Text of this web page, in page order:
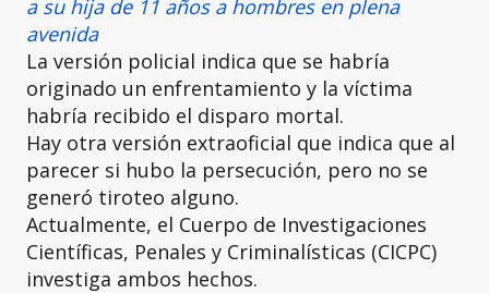
a su hija de 11 años a hombres en plena
avenida
La versión policial indica que se habría
originado un enfrentamiento y la víctima
habría recibido el disparo mortal.
Hay otra versión extraoficial que indica que al
parecer si hubo la persecución, pero no se
generó tiroteo alguno.
Actualmente, el Cuerpo de Investigaciones
Científicas, Penales y Criminalísticas (CICPC)
investiga ambos hechos.